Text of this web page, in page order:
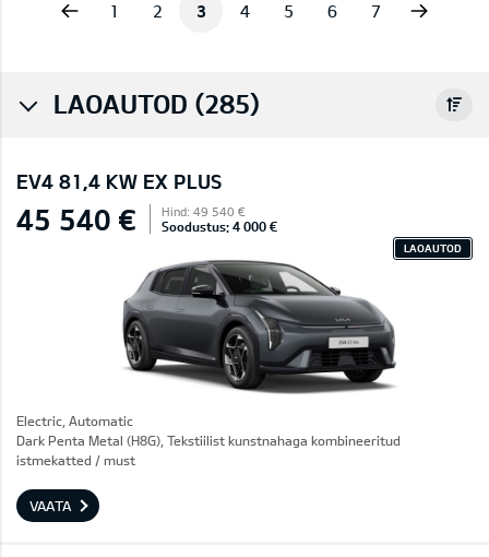
1 2 3 4 5 6 7
LAOAUTOD (285)
EV4 81,4 KW EX PLUS
45 540 € Hind: 49 540 €
Soodustus: 4 000 €
LAOAUTOD
Electric, Automatic
Dark Penta Metal (H8G), Tekstiilist kunstnahaga kombineeritud
istmekatted / must
VAATA